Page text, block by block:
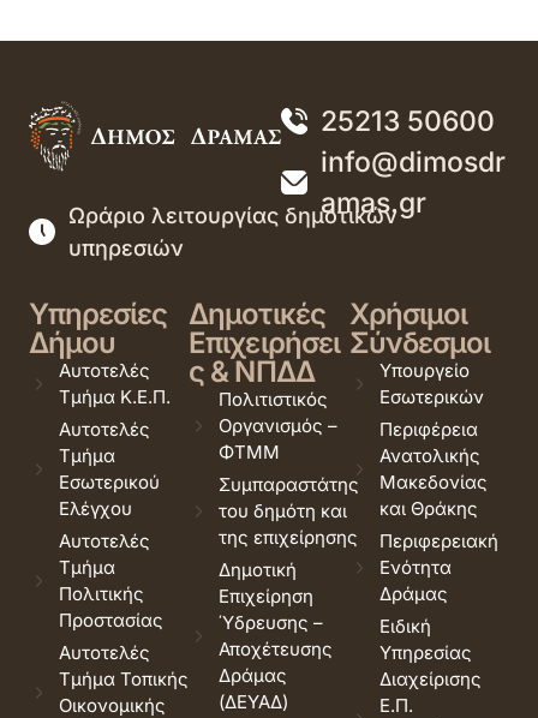
25213 50600
info@dimosdr
amas.gr
Ωράριο λειτουργίας δημοτικών
υπηρεσιών
Υπηρεσίες
Δήμου
Αυτοτελές
Τμήμα Κ.Ε.Π.
Αυτοτελές
Τμήμα
Εσωτερικού
Ελέγχου
Αυτοτελές
Τμήμα
Πολιτικής
Προστασίας
Αυτοτελές
Τμήμα Τοπικής
Οικονομικής
Δημοτικές
Επιχειρήσει
ς & ΝΠΔΔ
Πολιτιστικός
Οργανισμός –
ΦΤΜΜ
Συμπαραστάτης
του δημότη και
της επιχείρησης
Δημοτική
Επιχείρηση
Ύδρευσης –
Αποχέτευσης
Δράμας
(ΔΕΥΑΔ)
Χρήσιμοι
Σύνδεσμοι
Υπουργείο
Εσωτερικών
Περιφέρεια
Ανατολικής
Μακεδονίας
και Θράκης
Περιφερειακή
Ενότητα
Δράμας
Ειδική
Υπηρεσίας
Διαχείρισης
Ε.Π.